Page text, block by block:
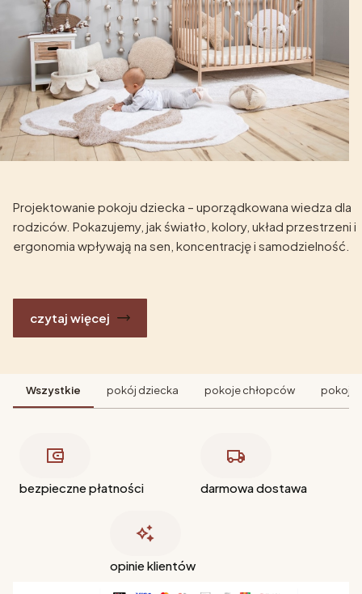
Projektowanie pokoju dziecka – uporządkowana wiedza dla
rodziców. Pokazujemy, jak światło, kolory, układ przestrzeni i
ergonomia wpływają na sen, koncentrację i samodzielność.
czytaj więcej
Wszystkie pokój dziecka pokoje chłopców pokoje
bezpieczne płatności darmowa dostawa
opinie klientów